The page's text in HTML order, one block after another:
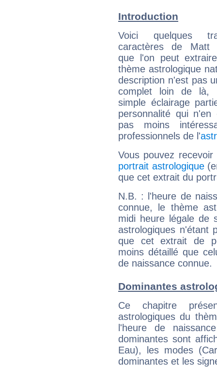
Introduction
Voici quelques
caractères de Matt
que l'on peut
thème astrologique
description n'est pas
complet loin de là,
simple éclairage
personnalité qui n'en
pas moins
professionnels de l'
Vous pouvez
portrait astrologique
que cet extrait du
N.B. : l'heure de
connue, le thème
midi heure légale de
astrologiques n'étant
que cet extrait de
moins détaillé que
de naissance connue.
Dominantes
Ce chapitre
astrologiques du
l'heure de
dominantes sont
Eau), les modes
dominantes et les